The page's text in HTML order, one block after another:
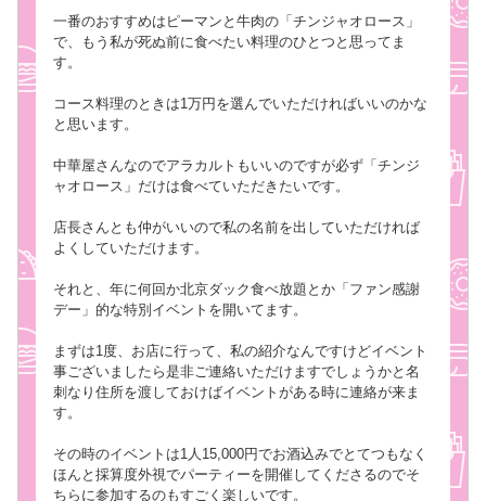
一番のおすすめはピーマンと牛肉の「チンジャオロース」
で、もう私が死ぬ前に食べたい料理のひとつと思ってま
す。
コース料理のときは1万円を選んでいただければいいのかな
と思います。
中華屋さんなのでアラカルトもいいのですが必ず「チンジ
ャオロース」だけは食べていただきたいです。
店長さんとも仲がいいので私の名前を出していただければ
よくしていただけます。
それと、年に何回か北京ダック食べ放題とか「ファン感謝
デー」的な特別イベントを開いてます。
まずは1度、お店に行って、私の紹介なんですけどイベント
事ございましたら是非ご連絡いただけますでしょうかと名
刺なり住所を渡しておけばイベントがある時に連絡が来ま
す。
その時のイベントは1人15,000円でお酒込みでとてつもなく
ほんと採算度外視でパーティーを開催してくださるのでそ
ちらに参加するのもすごく楽しいです。